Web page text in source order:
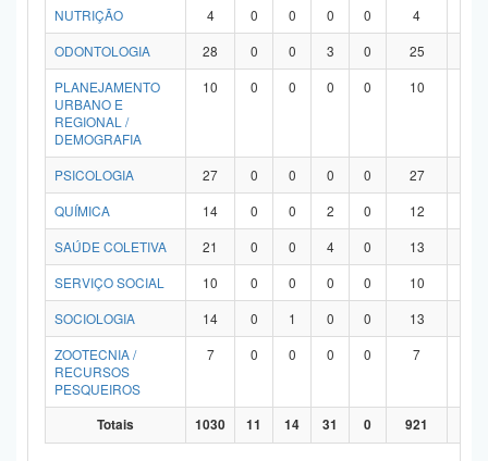
NUTRIÇÃO 4 0 0 0 0 4
ODONTOLOGIA
28 0 0 3 0 25
PLANEJAMENTO
URBANO E
REGIONAL /
DEMOGRAFIA
10 0 0 0 0 10
PSICOLOGIA 27 0 0 0 0 27
QUÍMICA
14 0 0 2 0 12
SAÚDE COLETIVA
21 0 0 4 0 13
SERVIÇO SOCIAL
10 0 0 0 0 10
SOCIOLOGIA
14 0 1 0 0 13
ZOOTECNIA /
RECURSOS
PESQUEIROS
7 0 0 0 0 7
Totais 1030 11 14 31 0 921